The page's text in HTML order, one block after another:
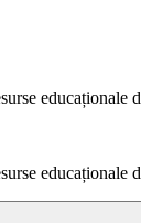
educaționale
educaționale